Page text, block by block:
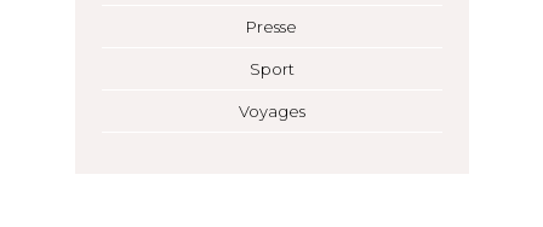
Presse
Sport
Voyages